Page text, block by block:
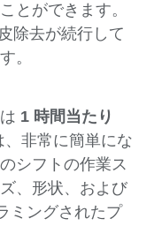
とができます。
除去が続行して
。
1 時間当たり
非常に簡単にな
シフトの作業ス
、形状、および
ミングされたプ